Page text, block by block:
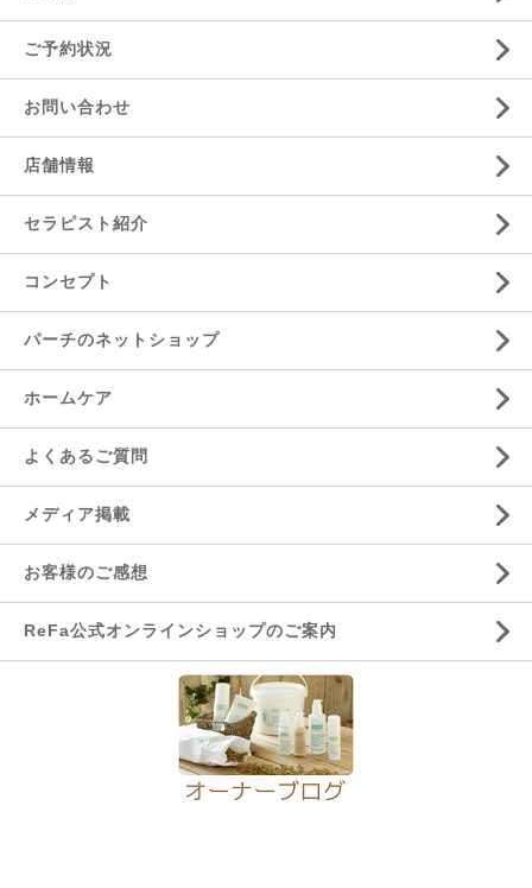
ご予約状況
お問い合わせ
店舗情報
セラピスト紹介
コンセプト
パーチのネットショップ
ホームケア
よくあるご質問
メディア掲載
お客様のご感想
ReFa公式オンラインショップのご案内